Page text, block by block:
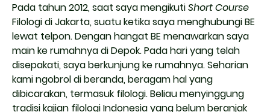
Pada tahun 2012, saat saya mengikutiShortCourse
Filologi di Jakarta, suatu ketika saya menghubungi BE
lewat telpon. Dengan hangat BE menawarkan saya
main ke rumahnya di Depok. Pada hari yang telah
disepakati, saya berkunjung ke rumahnya. Seharian
kami ngobrol di beranda, beragam hal yang
dibicarakan, termasuk filologi. Beliau menyinggung
tradisi kajian filologi Indonesia yang belum beranjak